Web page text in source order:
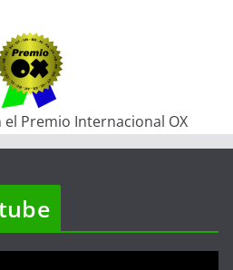
Premio Internacional OX